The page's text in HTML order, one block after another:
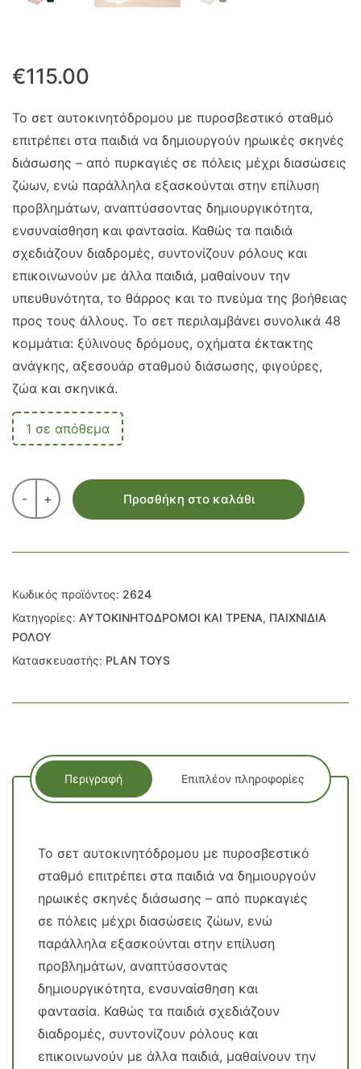
€115.00
Το σετ αυτοκινητόδρομου με πυροσβεστικό σταθμό
επιτρέπει στα παιδιά να δημιουργούν ηρωικές σκηνές
διάσωσης – από πυρκαγιές σε πόλεις μέχρι διασώσεις
ζώων, ενώ παράλληλα εξασκούνται στην επίλυση
προβλημάτων, αναπτύσσοντας δημιουργικότητα,
ενσυναίσθηση και φαντασία. Καθώς τα παιδιά
σχεδιάζουν διαδρομές, συντονίζουν ρόλους και
επικοινωνούν με άλλα παιδιά, μαθαίνουν την
υπευθυνότητα, το θάρρος και το πνεύμα της βοήθειας
προς τους άλλους. Το σετ περιλαμβάνει συνολικά 48
κομμάτια: ξύλινους δρόμους, οχήματα έκτακτης
ανάγκης, αξεσουάρ σταθμού διάσωσης, φιγούρες,
ζώα και σκηνικά.
1 σε απόθεμα
- + Προσθήκη στο καλάθι
Κωδικός προϊόντος: 2624
Κατηγορίες: ΑΥΤΟΚΙΝΗΤΟΔΡΟΜΟΙ ΚΑΙ ΤΡΕΝΑ, ΠΑΙΧΝΙΔΙΑ
ΡΟΛΟΥ
Κατασκευαστής: PLAN TOYS
Περιγραφή Επιπλέον πληροφορίες
Το σετ αυτοκινητόδρομου με πυροσβεστικό
σταθμό επιτρέπει στα παιδιά να δημιουργούν
ηρωικές σκηνές διάσωσης – από πυρκαγιές
σε πόλεις μέχρι διασώσεις ζώων, ενώ
παράλληλα εξασκούνται στην επίλυση
προβλημάτων, αναπτύσσοντας
δημιουργικότητα, ενσυναίσθηση και
φαντασία. Καθώς τα παιδιά σχεδιάζουν
διαδρομές, συντονίζουν ρόλους και
επικοινωνούν με άλλα παιδιά, μαθαίνουν την